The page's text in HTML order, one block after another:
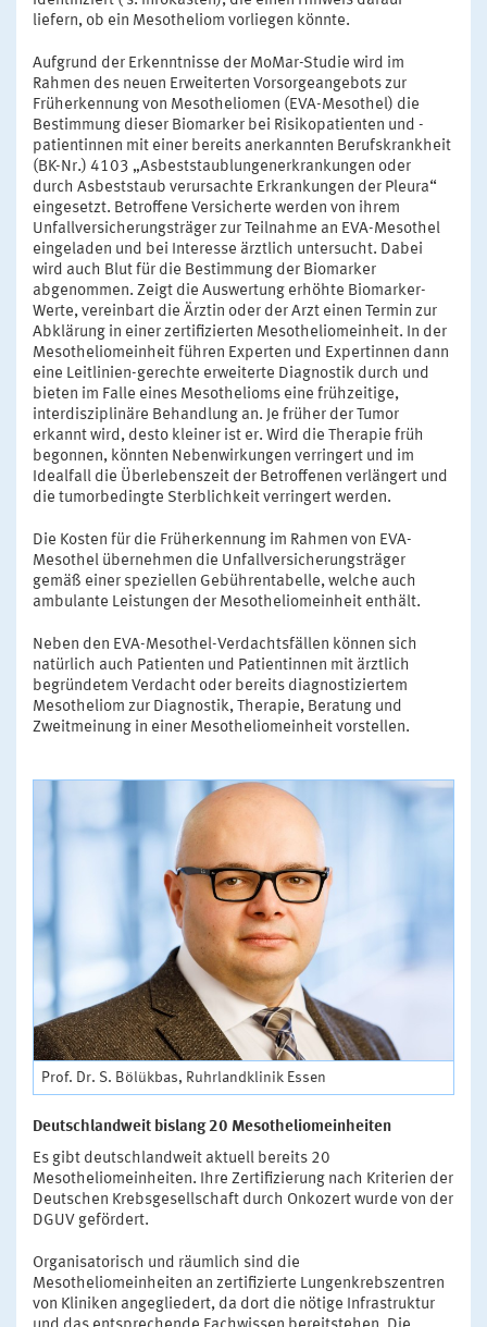
liefern, ob ein Mesotheliom vorliegen könnte.
Aufgrund der Erkenntnisse der MoMar-Studie wird im
Rahmen des neuen Erweiterten Vorsorgeangebots zur
Früherkennung von Mesotheliomen (EVA-Mesothel) die
Bestimmung dieser Biomarker bei Risikopatienten und -
patientinnen mit einer bereits anerkannten Berufskrankheit
(BK-Nr.) 4103 „Asbeststaublungenerkrankungen oder
durch Asbeststaub verursachte Erkrankungen der Pleura“
eingesetzt. Betroffene Versicherte werden von ihrem
Unfallversicherungsträger zur Teilnahme an EVA-Mesothel
eingeladen und bei Interesse ärztlich untersucht. Dabei
wird auch Blut für die Bestimmung der Biomarker
abgenommen. Zeigt die Auswertung erhöhte Biomarker-
Werte, vereinbart die Ärztin oder der Arzt einen Termin zur
Abklärung in einer zertifizierten Mesotheliomeinheit. In der
Mesotheliomeinheit führen Experten und Expertinnen dann
eine Leitlinien-gerechte erweiterte Diagnostik durch und
bieten im Falle eines Mesothelioms eine frühzeitige,
interdisziplinäre Behandlung an. Je früher der Tumor
erkannt wird, desto kleiner ist er. Wird die Therapie früh
begonnen, könnten Nebenwirkungen verringert und im
Idealfall die Überlebenszeit der Betroffenen verlängert und
die tumorbedingte Sterblichkeit verringert werden.
Die Kosten für die Früherkennung im Rahmen von EVA-
Mesothel übernehmen die Unfallversicherungsträger
gemäß einer speziellen Gebührentabelle, welche auch
ambulante Leistungen der Mesotheliomeinheit enthält.
Neben den EVA-Mesothel-Verdachtsfällen können sich
natürlich auch Patienten und Patientinnen mit ärztlich
begründetem Verdacht oder bereits diagnostiziertem
Mesotheliom zur Diagnostik, Therapie, Beratung und
Zweitmeinung in einer Mesotheliomeinheit vorstellen.
Prof. Dr. S. Bölükbas, Ruhrlandklinik Essen
Deutschlandweit bislang 20 Mesotheliomeinheiten
Es gibt deutschlandweit aktuell bereits 20
Mesotheliomeinheiten. Ihre Zertifizierung nach Kriterien der
Deutschen Krebsgesellschaft durch Onkozert wurde von der
DGUV gefördert.
Organisatorisch und räumlich sind die
Mesotheliomeinheiten an zertifizierte Lungenkrebszentren
von Kliniken angegliedert, da dort die nötige Infrastruktur